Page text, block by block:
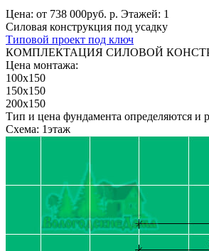
Цена: от 738 000руб. р. Этажей: 1
Силовая конструкция под усадку
Типовой проект под ключ
КОМПЛЕКТАЦИЯ СИЛОВОЙ
Цена монтажа:
100x150
150x150
200x150
Тип и цена фундамента определяются и
Схема: 1этаж